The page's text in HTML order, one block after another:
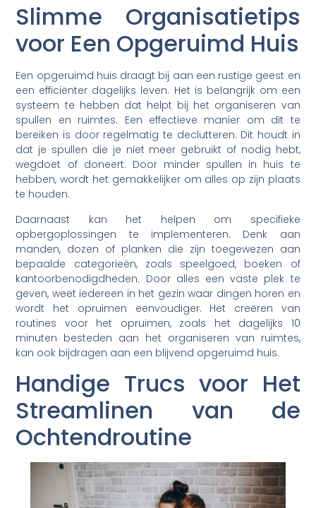
Slimme Organisatietips
voor Een Opgeruimd Huis
Een opgeruimd huis draagt bij aan een rustige geest en
een efficiënter dagelijks leven. Het is belangrijk om een
systeem te hebben dat helpt bij het organiseren van
spullen en ruimtes. Een effectieve manier om dit te
bereiken is door regelmatig te declutteren. Dit houdt in
dat je spullen die je niet meer gebruikt of nodig hebt,
wegdoet of doneert. Door minder spullen in huis te
hebben, wordt het gemakkelijker om alles op zijn plaats
te houden.
Daarnaast kan het helpen om specifieke
opbergoplossingen te implementeren. Denk aan
manden, dozen of planken die zijn toegewezen aan
bepaalde categorieën, zoals speelgoed, boeken of
kantoorbenodigdheden. Door alles een vaste plek te
geven, weet iedereen in het gezin waar dingen horen en
wordt het opruimen eenvoudiger. Het creëren van
routines voor het opruimen, zoals het dagelijks 10
minuten besteden aan het organiseren van ruimtes,
kan ook bijdragen aan een blijvend opgeruimd huis.
Handige Trucs voor Het
Streamlinen van de
Ochtendroutine